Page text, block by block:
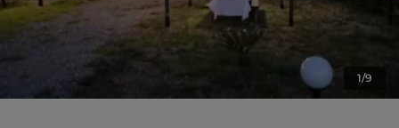
1/9